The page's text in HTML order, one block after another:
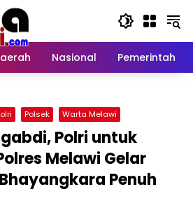
Nasional Pemerintah
Polsek Warta Melawi
Polri untuk
Melawi Gelar
Penuh